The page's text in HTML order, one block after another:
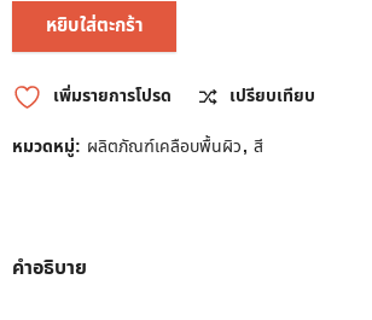
หยิบใส่ตะกร้า
เพิ่มรายการโปรด
เปรียบเทียบ
หมวดหมู่: ผลิตภัณฑ์เคลือบพื้นผิว, สี
คำอธิบาย